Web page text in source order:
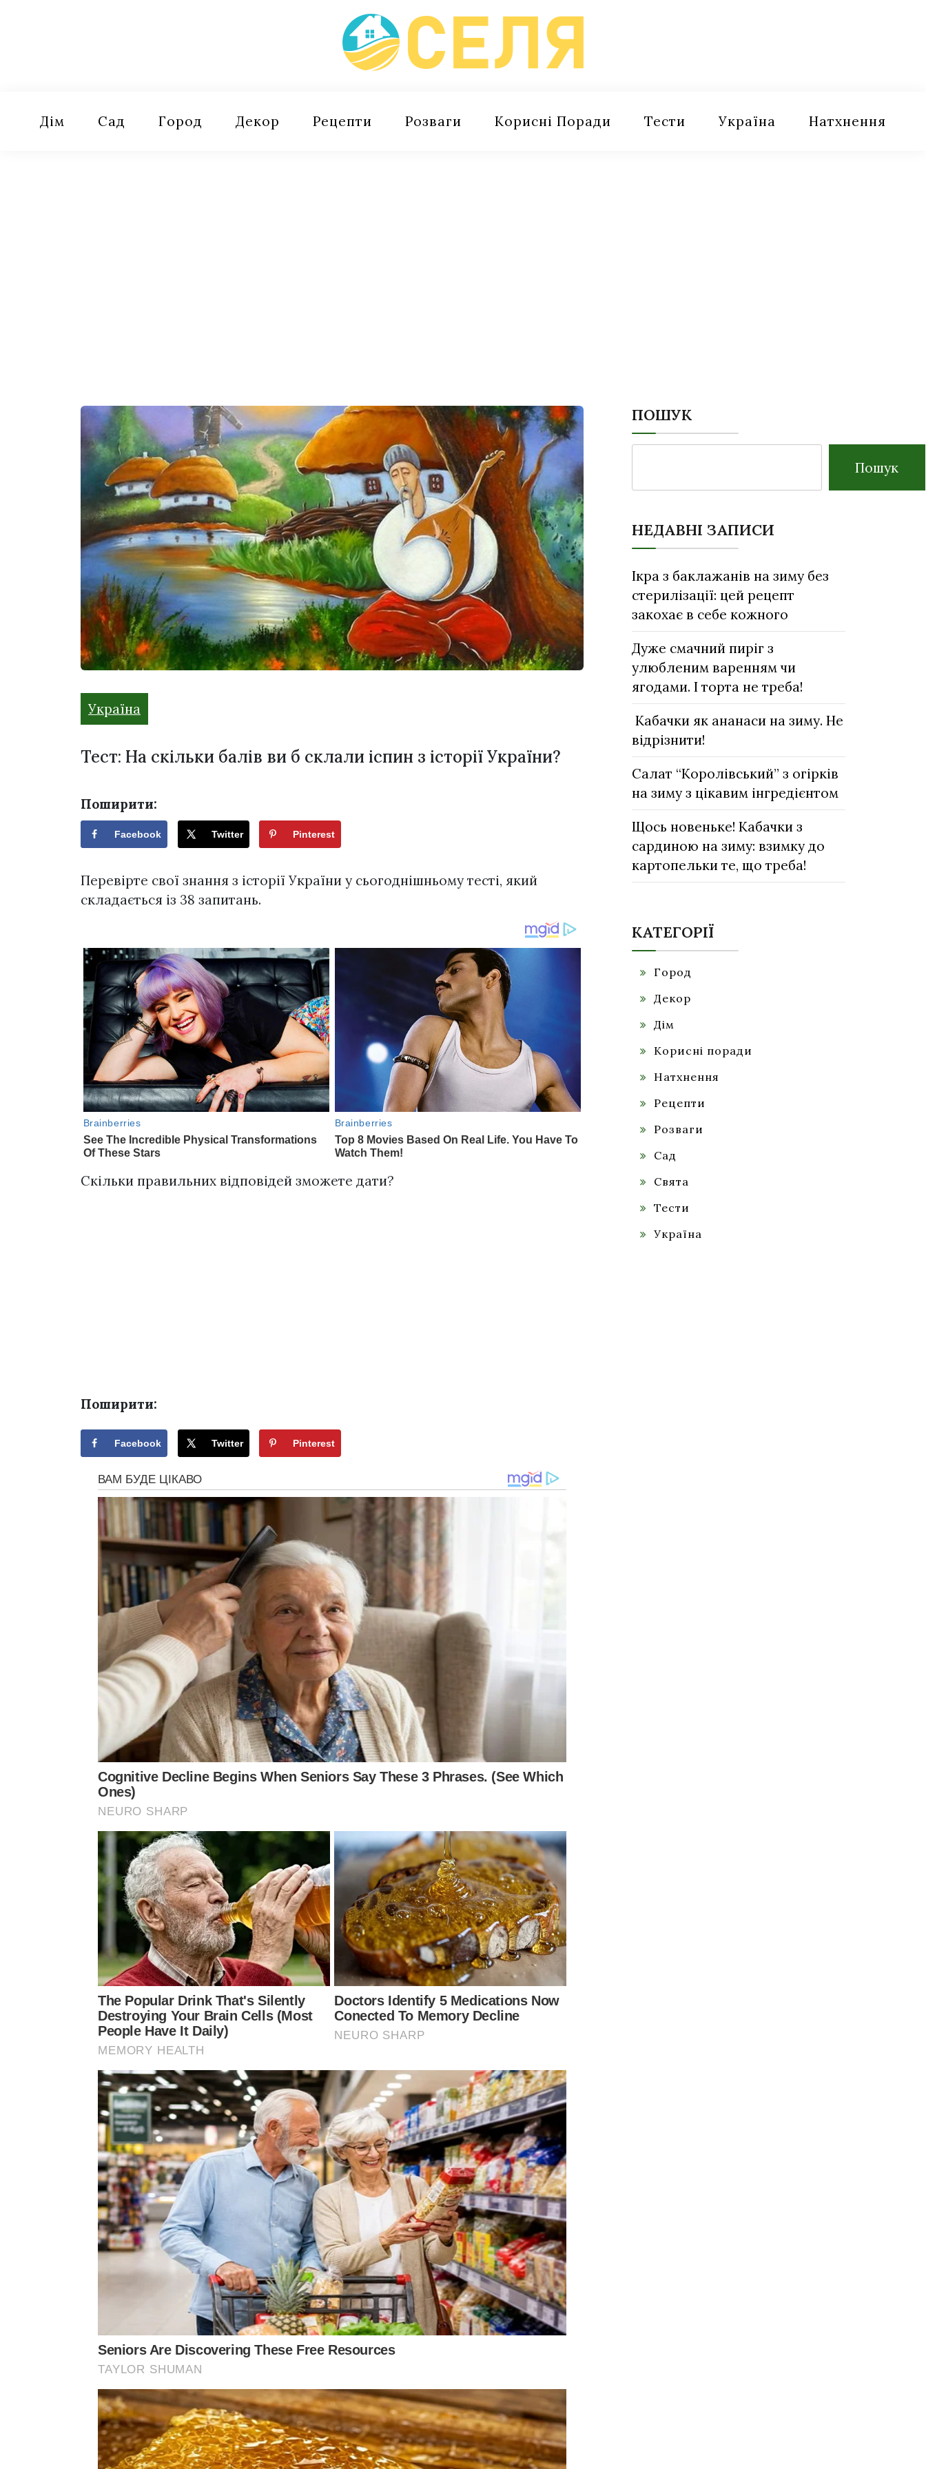
Дім Сад Город Декор Рецепти Розваги Корисні Поради Тести Україна Натхнення
Україна
Тест: На скільки балів ви б склали іспин з історії України?
Поширити:
Facebook Twitter Pinterest
Перевірте свої знання з історії України у сьогоднішньому тесті, який
складається із 38 запитань.
Скільки правильних відповідей зможете дати?
Поширити:
Facebook Twitter Pinterest
ПОШУК
Пошук
НЕДАВНІ ЗАПИСИ
Ікра з баклажанів на зиму без
стерилізації: цей рецепт
закохає в себе кожного
Дуже смачний пиріг з
улюбленим варенням чи
ягодами. І торта не треба!
Кабачки як ананаси на зиму. Не
відрізнити!
Салат “Королівський” з огірків
на зиму з цікавим інгредієнтом
Щось новеньке! Кабачки з
сардиною на зиму: взимку до
картопельки те, що треба!
КАТЕГОРІЇ
Город
Декор
Дім
Корисні поради
Натхнення
Рецепти
Розваги
Сад
Свята
Тести
Україна